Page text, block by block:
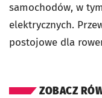
samochodów, w
elektrycznych.
postojowe dla
ZOBACZ